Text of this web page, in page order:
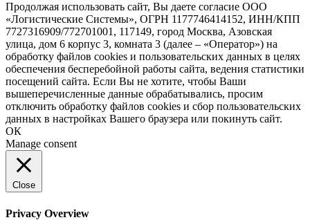
Продолжая использовать сайт, Вы даете согласие ООО
«Логистические Системы», ОГРН 1177746414152, ИНН/КПП
7727316909/772701001, 117149, город Москва, Азовская
улица, дом 6 корпус 3, комната 3 (далее – «Оператор») на
обработку файлов cookies и пользовательских данных в целях
обеспечения бесперебойной работы сайта, ведения статистики
посещений сайта. Если Вы не хотите, чтобы Ваши
вышеперечисленные данные обрабатывались, просим
отключить обработку файлов cookies и сбор пользовательских
данных в настройках Вашего браузера или покинуть сайт.
ОК
Manage consent
Close
Privacy Overview